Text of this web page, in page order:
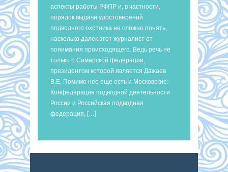
аспекты работы РФПР и, в частности,
порядок выдачи удостоверений
подводного охотника не сложно понять,
насколько далек этот журналист от
понимания происходящего. Ведь речь не
только о Самарской федерации,
президентом которой является Дажаев
В.Е. Помимо нее еще есть и Московские:
Конфедерация подводной деятельности
России и Российская подводная
федерация, […]